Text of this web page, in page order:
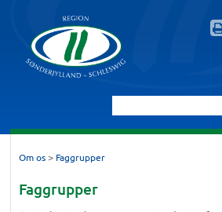
Om os > Faggrupper
Faggrupper